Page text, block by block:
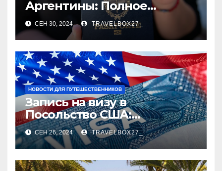
Аргентины: Полное
руководство
СЕН 30, 2024 TRAVELBOX27_
НОВОСТИ ДЛЯ ПУТЕШЕСТВЕННИКОВ
Запись на визу в
Посольство США:
Пошаговое руководство
СЕН 26, 2024 TRAVELBOX27_